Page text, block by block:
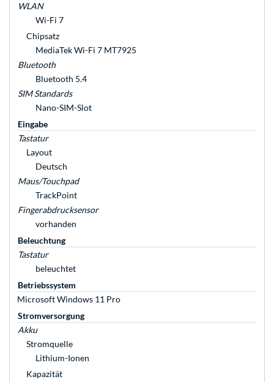
WLAN
Wi-Fi 7
Chipsatz
MediaTek Wi-Fi 7 MT7925
Bluetooth
Bluetooth 5.4
SIM Standards
Nano-SIM-Slot
Eingabe
Tastatur
Layout
Deutsch
Maus/Touchpad
TrackPoint
Fingerabdrucksensor
vorhanden
Beleuchtung
Tastatur
beleuchtet
Betriebssystem
Microsoft Windows 11 Pro
Stromversorgung
Akku
Stromquelle
Lithium-Ionen
Kapazität